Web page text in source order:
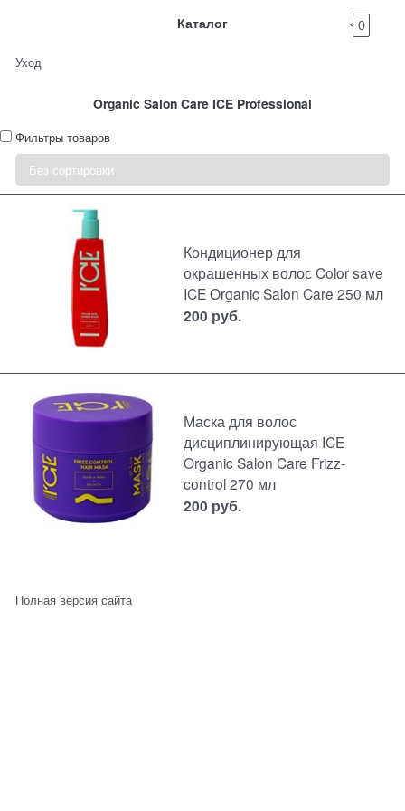
Каталог 0
Уход
Organic Salon Care ICE Professional
Фильтры товаров
Кондиционер для
окрашенных волос Color save
ICE Organic Salon Care 250 мл
200 руб.
Маска для волос
дисциплинирующая ICE
Organic Salon Care Frizz-
control 270 мл
200 руб.
Полная версия сайта